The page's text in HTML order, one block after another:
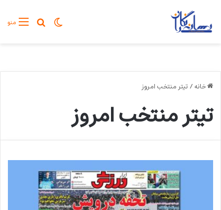
منوجستجو
تغییر پوسته
خانه/تیتر منتخب امروز
تیتر منتخب امروز